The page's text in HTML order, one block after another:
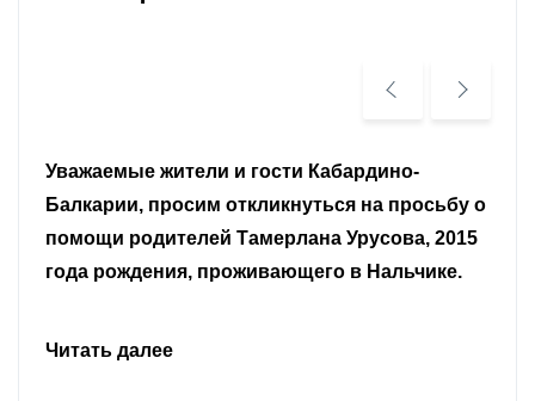
Уважаемые земляки и все неравнодушные
граждане.
Читать далее